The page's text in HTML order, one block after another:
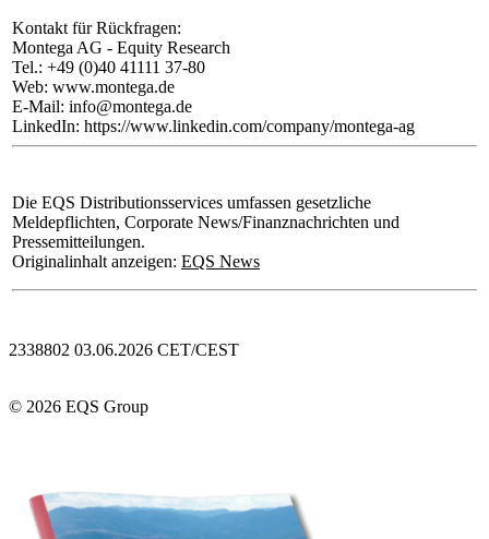
Kontakt für Rückfragen:
Montega AG - Equity Research
Tel.: +49 (0)40 41111 37-80
Web: www.montega.de
E-Mail: info@montega.de
LinkedIn: https://www.linkedin.com/company/montega-ag
Die EQS Distributionsservices umfassen gesetzliche
Meldepflichten, Corporate News/Finanznachrichten und
Pressemitteilungen.
Originalinhalt anzeigen: EQS News
2338802 03.06.2026 CET/CEST
© 2026 EQS Group